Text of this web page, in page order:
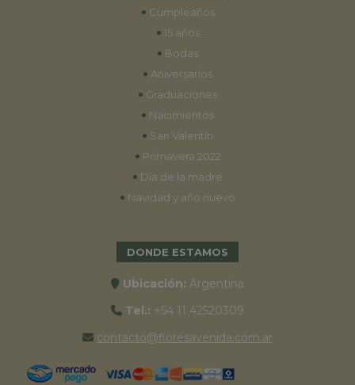
• Cumpleaños
• 15 años
• Bodas
• Aniversarios
• Graduaciones
• Nacimientos
• San Valentín
• Primavera 2022
• Día de la madre
• Navidad y año nuevo
DONDE ESTAMOS
Ubicación: Argentina
Tel.: +54 11 42520309
contacto@floresavenida.com.ar